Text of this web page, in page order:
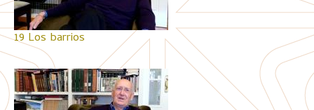
19 Los barrios